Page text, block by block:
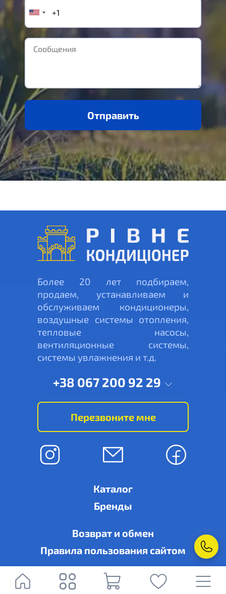
Отправить
Более 20 лет подбираем,
продаем, устанавливаем и
обслуживаем кондиционеры,
воздушные системы отопления,
тепловые насосы,
вентиляционные системы,
системы увлажнения и т.д.
+38 067 200 92 29
Перезвоните мне
Каталог
Бренды
Возврат и обмен
Правила пользования сайтом
© Ровно-кондиционер, г. Ровно, ул. Дубенская, 6-А